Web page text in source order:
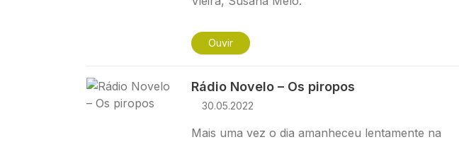
Ouvir
Imagem Rádio Novelo – Os piropos
30.05.2022
Mais uma vez o dia amanheceu lentamente na